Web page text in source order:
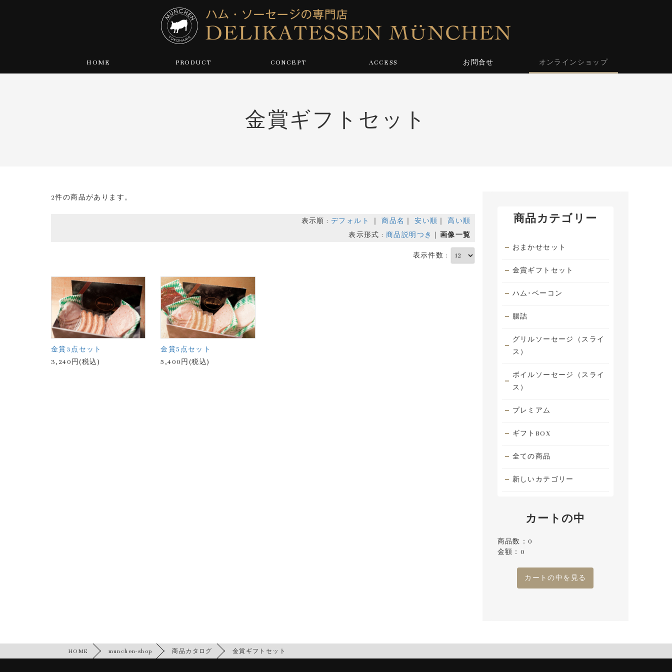
HOME PRODUCT CONCEPT ACCESS お問合せ オンラインショップ
金賞ギフトセット
2件の商品があります。
表示順 :デフォルト ｜商品名 ｜安い順
高い順
表示形式 :商品説明つき 画像一覧
表示件数 :
金賞3点セット
3,240円(税込)
金賞5点セット
5,400円(税込)
商品カテゴリー
おまかせセット
金賞ギフトセット
ハム･ベーコン
腸詰
グリルソーセージ（スライ
ス）
ボイルソーセージ（スライ
ス）
プレミアム
ギフトBOX
全ての商品
新しいカテゴリー
カートの中
商品数：0
金額：0
カートの中を見る
HOME munchen-shop 商品カタログ 金賞ギフトセット